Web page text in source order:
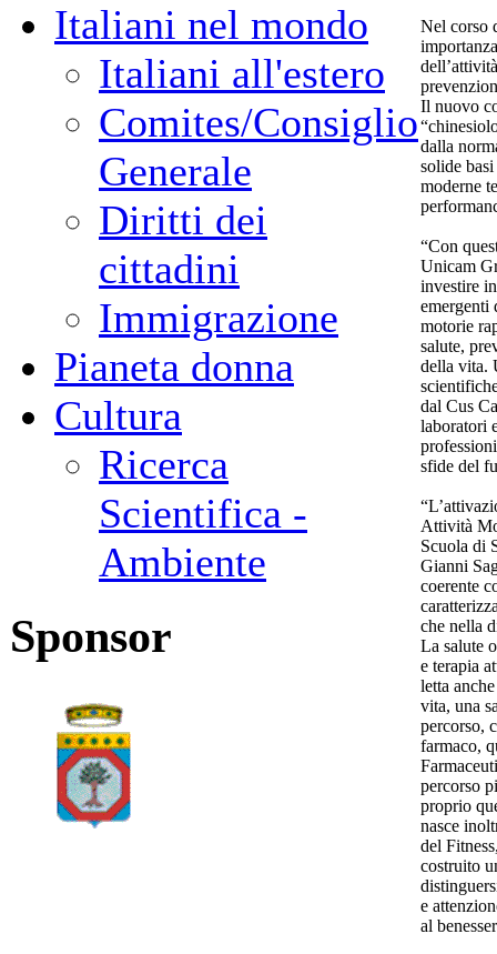
Italiani nel mondo
Italiani all'estero
Comites/Consiglio
Generale
Diritti dei
cittadini
Immigrazione
Pianeta donna
Cultura
Ricerca
Scientifica -
Ambiente
Sponsor
Nel corso
Il nuovo
dalla
solide
moderne
“Con
Unicam
investire
emergenti
motorie
salute,
della vita.
dal Cus
laboratori
sfide del
Attività
Scuola di
Gianni
coerente
che nella
La salute
e terapia
letta
vita, una
percorso,
farmaco,
percorso
proprio
nasce
del
costruito
e
al